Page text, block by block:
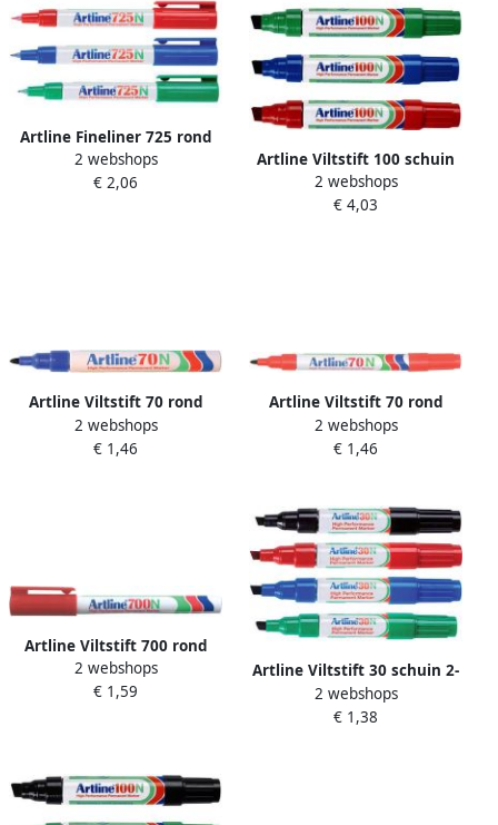
Artline Fineliner 725 rond
0.4mm blauw
2 webshops
€ 2,06
Artline Viltstift 100 schuin
7.5-12mm groen
2 webshops
€ 4,03
Artline Viltstift 70 rond
1.5mm blauw
2 webshops
€ 1,46
Artline Viltstift 70 rond
1.5mm rood
2 webshops
€ 1,46
Artline Viltstift 700 rond
0.7mm rood
2 webshops
€ 1,59
Artline Viltstift 30 schuin 2-
5mm blauw
2 webshops
€ 1,38